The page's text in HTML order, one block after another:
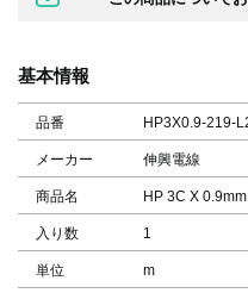
基本情報
品番 HP3X0.9-219-
メーカー 伸興電線
商品名 HP 3C X
入り数 1
単位 m